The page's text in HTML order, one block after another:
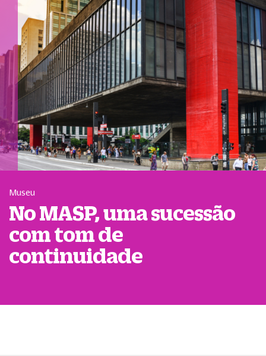
Museu
No MASP, uma sucessão
com tom de
continuidade